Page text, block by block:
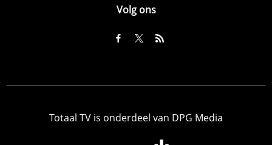
Volg ons
Totaal TV is onderdeel van DPG Media